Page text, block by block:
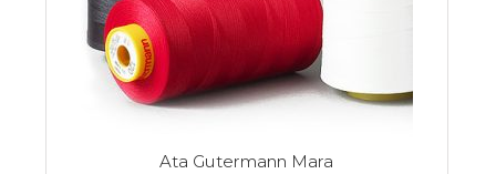
Ata Gutermann Mara